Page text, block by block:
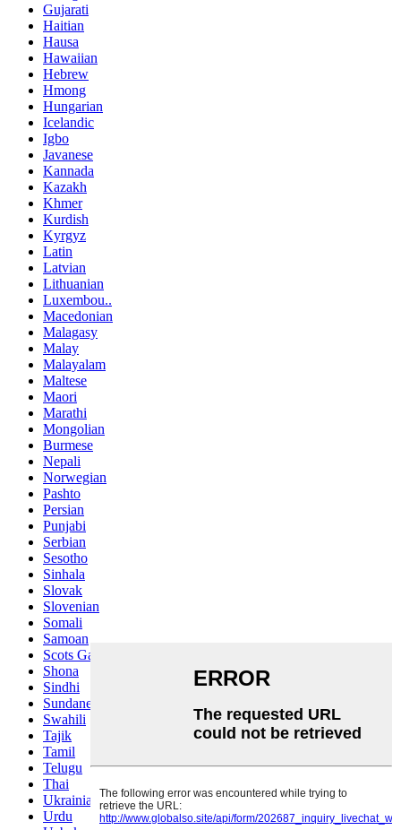
Gujarati
Haitian
Hausa
Hawaiian
Hebrew
Hmong
Hungarian
Icelandic
Igbo
Javanese
Kannada
Kazakh
Khmer
Kurdish
Kyrgyz
Latin
Latvian
Lithuanian
Luxembou..
Macedonian
Malagasy
Malay
Malayalam
Maltese
Maori
Marathi
Mongolian
Burmese
Nepali
Norwegian
Pashto
Persian
Punjabi
Serbian
Sesotho
Sinhala
Slovak
Slovenian
Somali
Samoan
Scots Gaelic
Shona
Sindhi
Sundanese
Swahili
Tajik
Tamil
Telugu
Thai
Ukrainian
Urdu